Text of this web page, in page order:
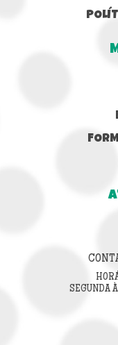
SEGUNDA